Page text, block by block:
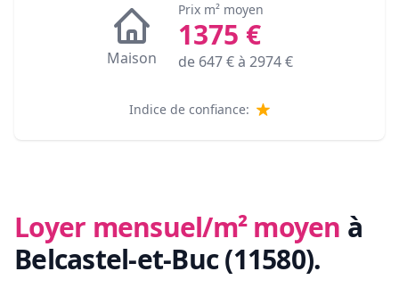
Maison
Prix m² moyen
1375 €
de 647€ à 2974€
Indice de confiance:
Loyer mensuel/m² moyen à
Belcastel-et-Buc (11580).